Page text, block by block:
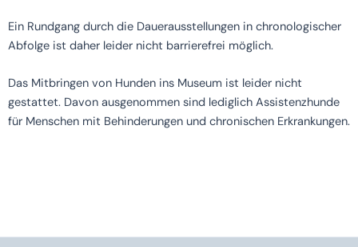
Ein Rundgang durch die Dauerausstellungen in chronologischer
Abfolge ist daher leider nicht barrierefrei möglich.
Das Mitbringen von Hunden ins Museum ist leider nicht
gestattet. Davon ausgenommen sind lediglich Assistenzhunde
für Menschen mit Behinderungen und chronischen Erkrankungen.